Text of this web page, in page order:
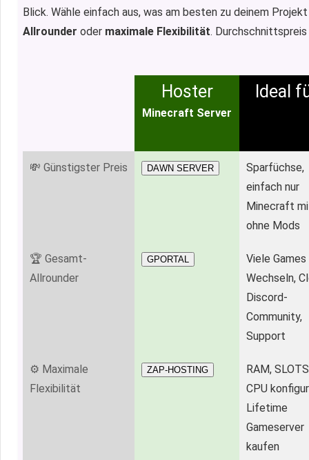
Blick. Wähle einfach aus, was am besten zu deinem
Allrounder oder maximale Flexibilität.
Hoster
Minecraft Server
Ideal
💸 Günstigster Preis DAWN SERVER
Sparfüchse,
einfach nur
Minecraft
ohne Mods
🏆 Gesamt-
Allrounder
GPORTAL
Viele Games
Wechseln,
Discord-
Community,
Support
⚙️ Maximale
Flexibilität
ZAP-HOSTING
RAM,
CPU
Lifetime
Gameserver
kaufen